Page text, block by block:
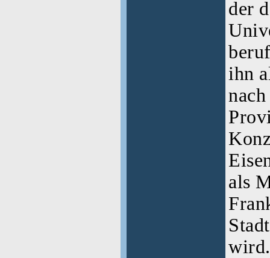
der
ihn
als
wird.